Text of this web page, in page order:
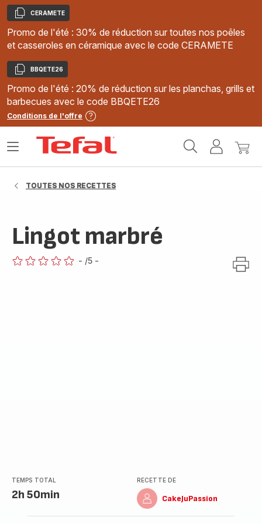
Copier
CERAMETE
Promo de l'été : 30% de réduction sur toutes nos poêles
et casseroles en céramique avec le code CERAMETE
Copier
BBQETE26
Promo de l'été : 20% de réduction sur les planchas, grills et
barbecues avec le code BBQETE26
Conditions de l'offre
MonMon
Ouvrir
TOUTES NOS RECETTES
Lingot marbré
- /5 -
TEMPS TOTAL
2h 50min
RECETTE DE
CakeJuPassion